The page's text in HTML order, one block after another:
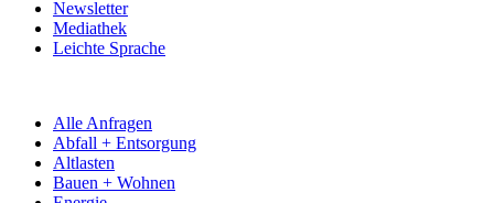
Newsletter
Mediathek
Leichte Sprache
Alle Anfragen
Abfall + Entsorgung
Altlasten
Bauen + Wohnen